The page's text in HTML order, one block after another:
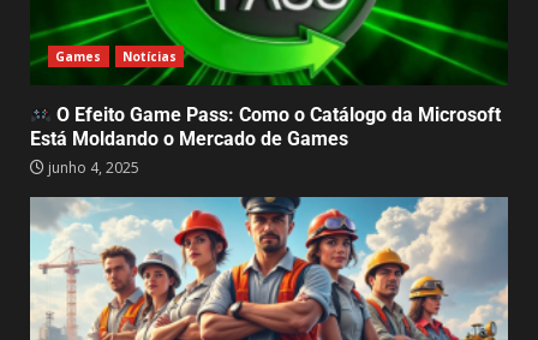
maio 6, 2025
4
Farming Supermarket Simulator:
Quando o Campo e o Comércio se
Encontram em um Só Game
5
Animal Shelter 2, e o Impacto da
Adoção de Animais
Abandonados: Muito Além de um
Jogo de
abril 30, 2025
Games Notícias
O Efeito Game Pass: Como o Catálogo da Microsoft
Está Moldando o Mercado de Games
junho 4, 2025